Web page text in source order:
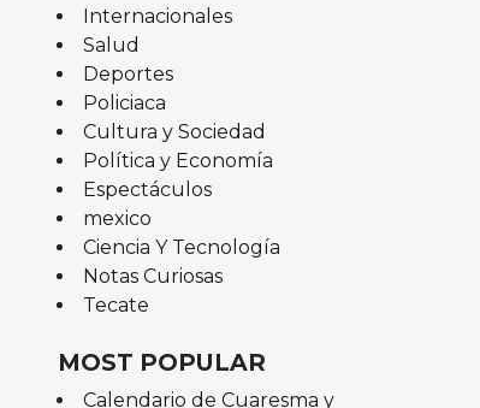
Internacionales
Salud
Deportes
Policiaca
Cultura y Sociedad
Política y Economía
Espectáculos
mexico
Ciencia Y Tecnología
Notas Curiosas
Tecate
MOST POPULAR
Calendario de Cuaresma y